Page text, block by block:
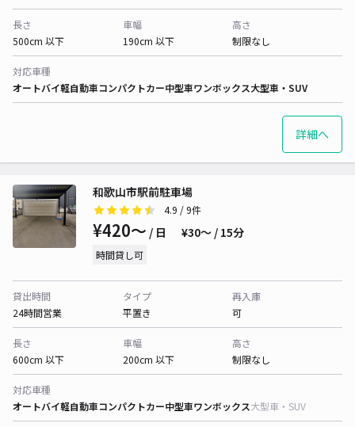
長さ
500cm 以下
車幅
190cm 以下
高さ
制限なし
対応車種
オートバイ軽自動車コンパクトカー中型車ワンボックス大型車・SUV
詳細へ
和歌山市駅前駐車場
4.9 / 9件
¥420〜 / 日 ¥30〜 / 15分
時間貸し可
貸出時間
24時間営業
タイプ
平置き
再入庫
可
長さ
600cm 以下
車幅
200cm 以下
高さ
制限なし
対応車種
オートバイ軽自動車コンパクトカー中型車ワンボックス大型車・SUV